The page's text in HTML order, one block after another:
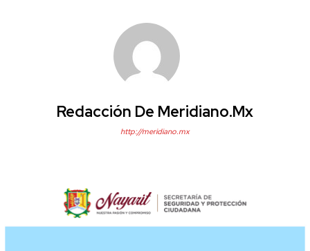
Redacción De Meridiano.mx
http://meridiano.mx